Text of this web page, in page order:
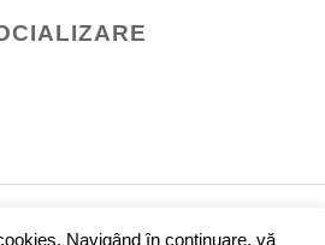
Navigând în continuare, vă